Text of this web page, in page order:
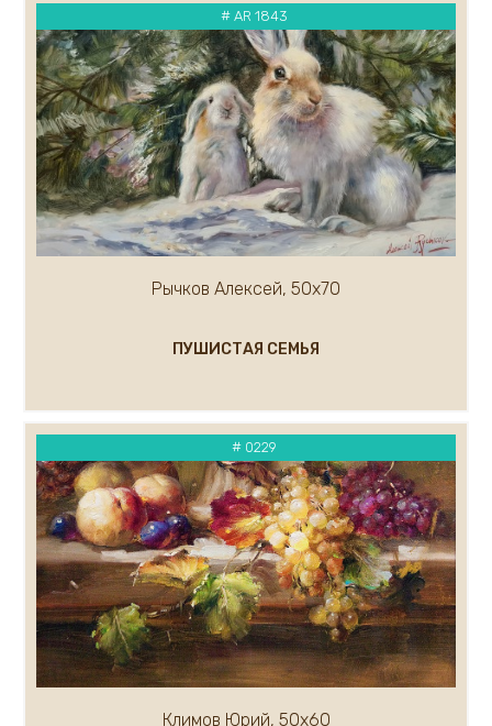
# AR 1843
Рычков Алексей, 50х70
ПУШИСТАЯ СЕМЬЯ
# 0229
Климов Юрий, 50х60